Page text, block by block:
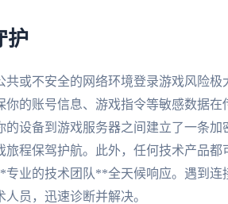
护
或不安全的网络环境登录游戏风险极
的账号信息、游戏指令等敏感数据在
设备到游戏服务器之间建立了一条加
程保驾护航。此外，任何技术产品都
业的技术团队**全天候响应。遇到连
员，迅速诊断并解决。